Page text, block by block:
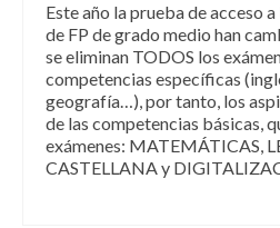
Este año la prueba de acceso
de FP de grado medio han
se eliminan TODOS los
competencias específicas
geografía…), por tanto, los
de las competencias básicas,
exámenes: MATEMÁTICAS,
CASTELLANA y